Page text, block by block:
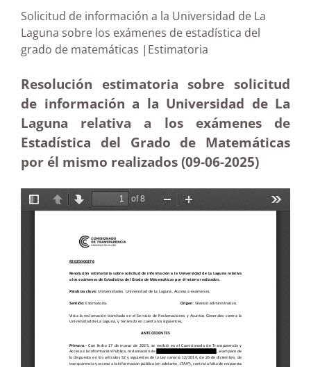
Solicitud de información a la Universidad de La
Laguna sobre los exámenes de estadística del
grado de matemáticas |Estimatoria
Resolución estimatoria sobre solicitud
de información a la Universidad de La
Laguna relativa a los exámenes de
Estadística del Grado de Matemáticas
por él mismo realizados (09-06-2025)